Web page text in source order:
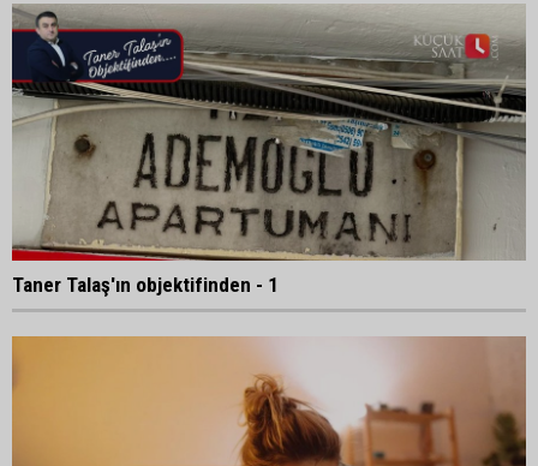
Taner Talaş'ın objektifinden - 1